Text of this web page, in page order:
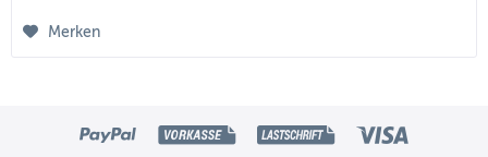
Merken